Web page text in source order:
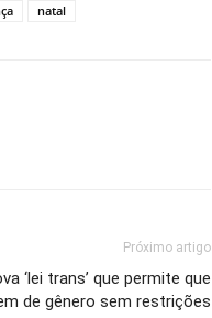
natal
Próximo artigo
‘lei trans’ que permite que
de gênero sem restrições